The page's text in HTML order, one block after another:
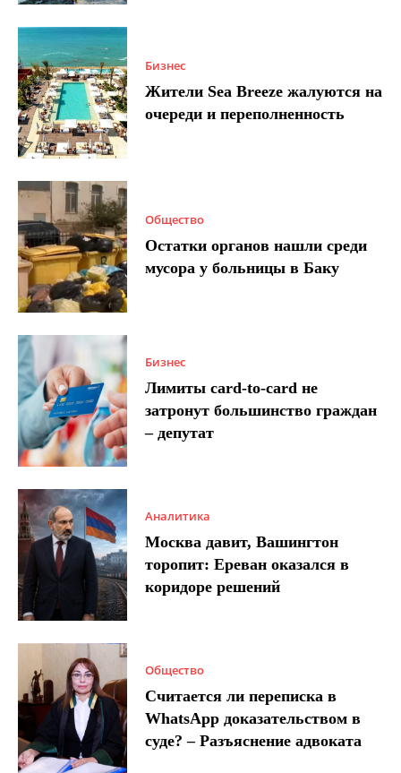
Бизнес
Жители Sea Breeze жалуются на
очереди и переполненность
Общество
Остатки органов нашли среди
мусора у больницы в Баку
Бизнес
Лимиты card-to-card не
затронут большинство граждан
– депутат
Аналитика
Москва давит, Вашингтон
торопит: Ереван оказался в
коридоре решений
Общество
Считается ли переписка в
WhatsApp доказательством в
суде? – Разъяснение адвоката